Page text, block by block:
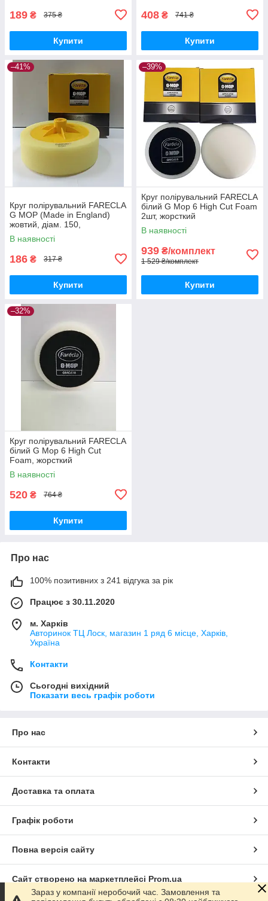
189 ₴ 375 ₴
Купити
408 ₴ 741 ₴
Купити
–41%
Круг полірувальний FARECLA
G MOP (Made in England)
жовтий, діам. 150,
універсальний/М14
В наявності
186 ₴ 317 ₴
Купити
–39%
Круг полірувальний FARECLA
білий G Mop 6 High Cut Foam
2шт, жорсткий
В наявності
939 ₴/комплект
1 529 ₴/комплект
Купити
–32%
Круг полірувальний FARECLA
білий G Mop 6 High Cut
Foam, жорсткий
В наявності
520 ₴ 764 ₴
Купити
Про нас
100% позитивних з 241 відгука за рік
Працює з 30.11.2020
м. Харків
Авторинок ТЦ Лоск, магазин 1 ряд 6 місце, Харків,
Україна
Контакти
Сьогодні вихідний
Показати весь графік роботи
Про нас
Контакти
Доставка та оплата
Графік роботи
Повна версія сайту
Сайт створено на маркетплейсі Prom.ua
Зараз у компанії неробочий час. Замовлення та